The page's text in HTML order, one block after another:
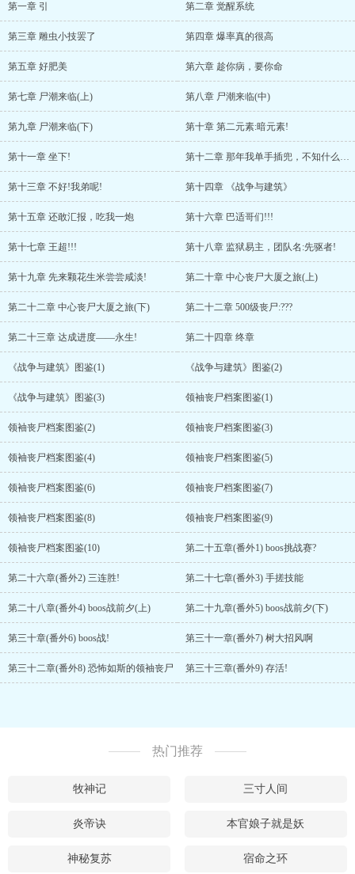
第一章 引 第二章 觉醒系统
第三章 雕虫小技罢了 第四章 爆率真的很高
第五章 好肥美 第六章 趁你病，要你命
第七章 尸潮来临(上) 第八章 尸潮来临(中)
第九章 尸潮来临(下) 第十章 第二元素:暗元素!
第十一章 坐下! 第十二章 那年我单手插兜，不知什么叫做对手
第十三章 不好!我弟呢! 第十四章 《战争与建筑》
第十五章 还敢汇报，吃我一炮 第十六章 巴适哥们!!!
第十七章 王超!!! 第十八章 监狱易主，团队名:先驱者!
第十九章 先来颗花生米尝尝咸淡! 第二十章 中心丧尸大厦之旅(上)
第二十二章 中心丧尸大厦之旅(下) 第二十二章 500级丧尸:???
第二十三章 达成进度——永生! 第二十四章 终章
《战争与建筑》图鉴(1) 《战争与建筑》图鉴(2)
《战争与建筑》图鉴(3) 领袖丧尸档案图鉴(1)
领袖丧尸档案图鉴(2) 领袖丧尸档案图鉴(3)
领袖丧尸档案图鉴(4) 领袖丧尸档案图鉴(5)
领袖丧尸档案图鉴(6) 领袖丧尸档案图鉴(7)
领袖丧尸档案图鉴(8) 领袖丧尸档案图鉴(9)
领袖丧尸档案图鉴(10) 第二十五章(番外1) boos挑战赛?
第二十六章(番外2) 三连胜! 第二十七章(番外3) 手搓技能
第二十八章(番外4) boos战前夕(上) 第二十九章(番外5) boos战前夕(下)
第三十章(番外6) boos战! 第三十一章(番外7) 树大招风啊
第三十二章(番外8) 恐怖如斯的领袖丧尸 第三十三章(番外9) 存活!
热门推荐
牧神记 三寸人间
炎帝诀 本官娘子就是妖
神秘复苏 宿命之环